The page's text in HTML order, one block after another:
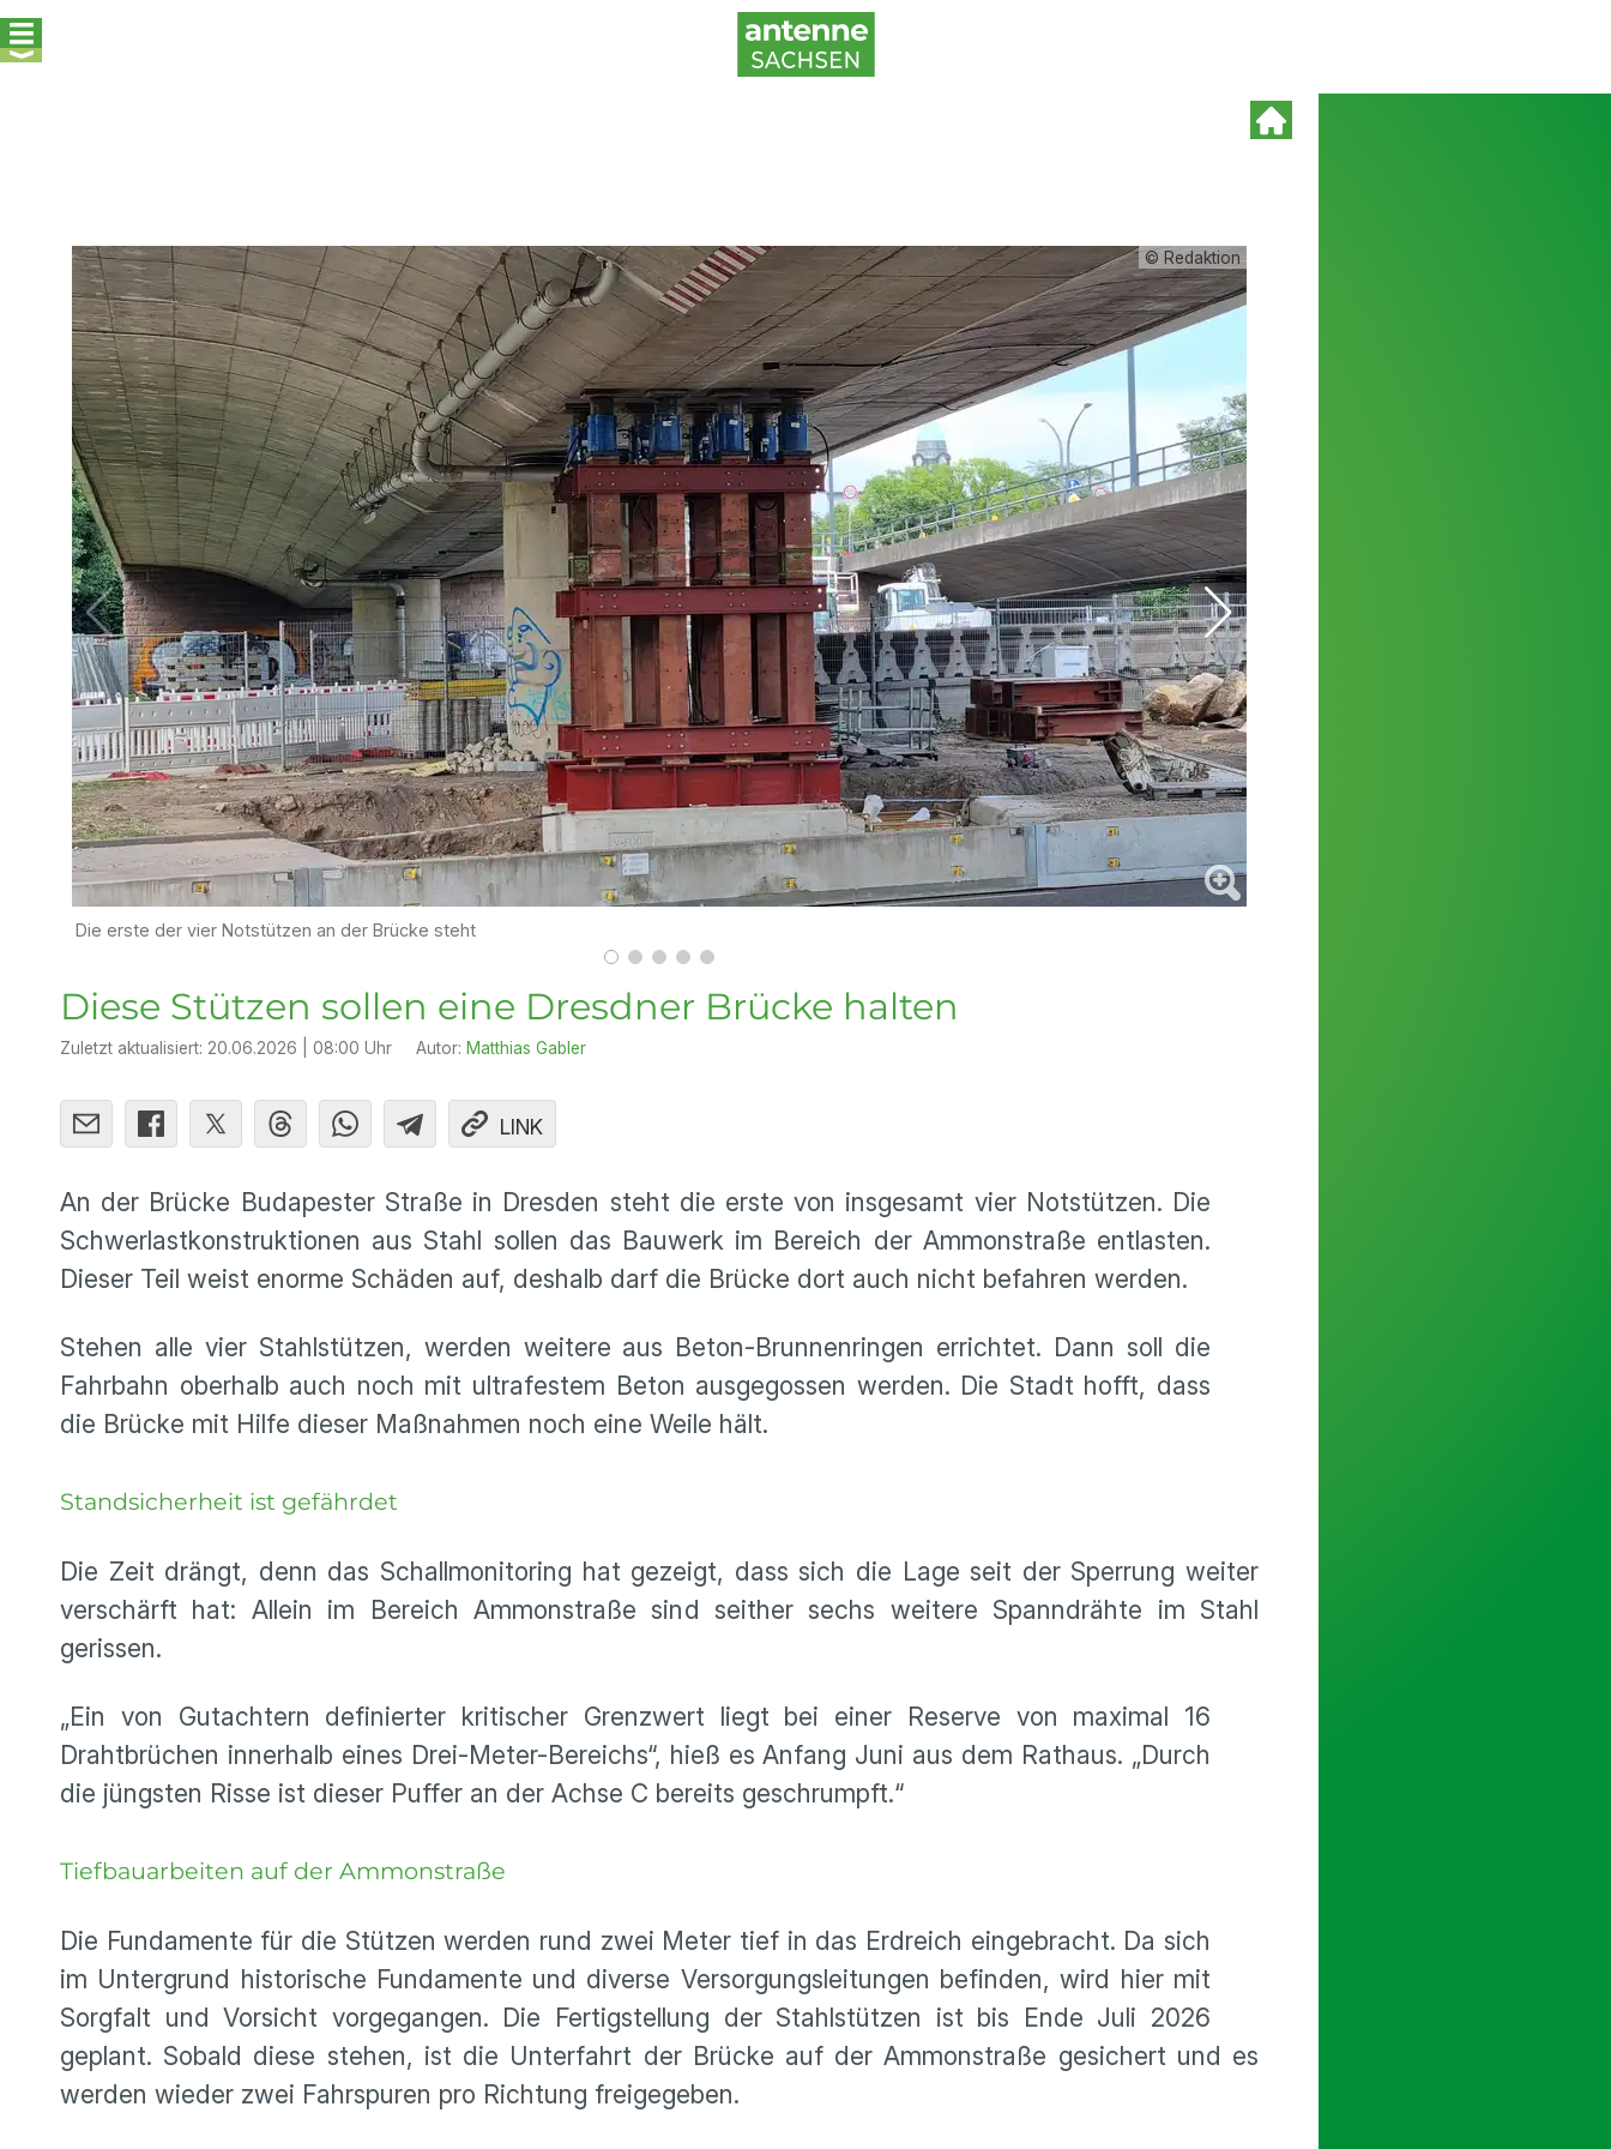
© Redaktion
Die erste der vier Notstützen an der Brücke steht
Diese Stützen sollen eine Dresdner Brücke halten
Zuletzt aktualisiert: 20.06.2026 | 08:00 Uhr Autor: Matthias Gabler
LINK
An der Brücke Budapester Straße in Dresden steht die erste von insgesamt vier Notstützen. Die
Schwerlastkonstruktionen aus Stahl sollen das Bauwerk im Bereich der Ammonstraße entlasten.
Dieser Teil weist enorme Schäden auf, deshalb darf die Brücke dort auch nicht befahren werden.
Stehen alle vier Stahlstützen, werden weitere aus Beton-Brunnenringen errichtet. Dann soll die
Fahrbahn oberhalb auch noch mit ultrafestem Beton ausgegossen werden. Die Stadt hofft, dass
die Brücke mit Hilfe dieser Maßnahmen noch eine Weile hält.
Standsicherheit ist gefährdet
Die Zeit drängt, denn das Schallmonitoring hat gezeigt, dass sich die Lage seit der Sperrung weiter
verschärft hat: Allein im Bereich Ammonstraße sind seither sechs weitere Spanndrähte im Stahl
gerissen.
„Ein von Gutachtern definierter kritischer Grenzwert liegt bei einer Reserve von maximal 16
Drahtbrüchen innerhalb eines Drei-Meter-Bereichs“, hieß es Anfang Juni aus dem Rathaus. „Durch
die jüngsten Risse ist dieser Puffer an der Achse C bereits geschrumpft.“
Tiefbauarbeiten auf der Ammonstraße
Die Fundamente für die Stützen werden rund zwei Meter tief in das Erdreich eingebracht. Da sich
im Untergrund historische Fundamente und diverse Versorgungsleitungen befinden, wird hier mit
Sorgfalt und Vorsicht vorgegangen. Die Fertigstellung der Stahlstützen ist bis Ende Juli 2026
geplant. Sobald diese stehen, ist die Unterfahrt der Brücke auf der Ammonstraße gesichert und es
werden wieder zwei Fahrspuren pro Richtung freigegeben.